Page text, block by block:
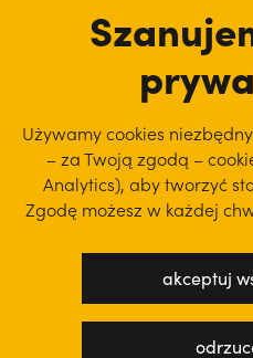
regulamin serwisu
Używamy cookies
– za Twoją zgodą –
Analytics), abytworzyć
Zgodę możesz w każdej
akceptuj